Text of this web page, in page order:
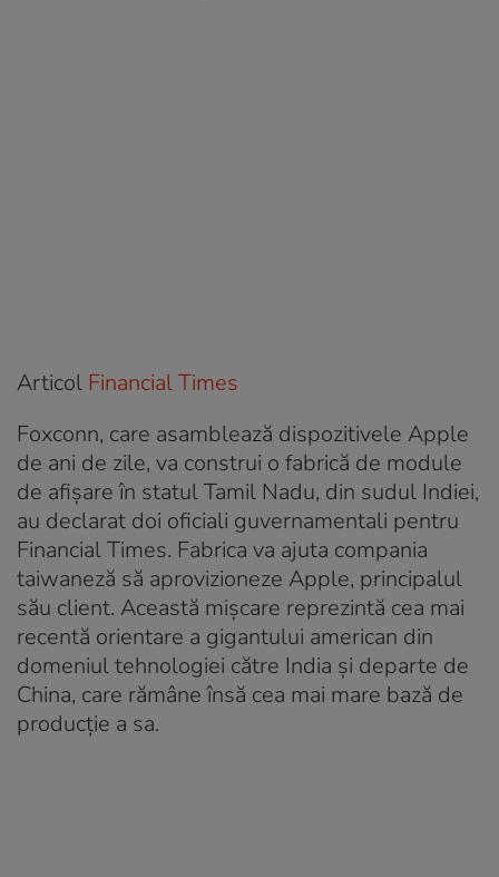
Articol Financial Times
Foxconn, care asamblează dispozitivele Apple
de ani de zile, va construi o fabrică de module
de afișare în statul Tamil Nadu, din sudul Indiei,
au declarat doi oficiali guvernamentali pentru
Financial Times. Fabrica va ajuta compania
taiwaneză să aprovizioneze Apple, principalul
său client. Această mișcare reprezintă cea mai
recentă orientare a gigantului american din
domeniul tehnologiei către India și departe de
China, care rămâne însă cea mai mare bază de
producție a sa.